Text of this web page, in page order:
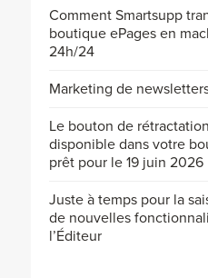
Comment Smartsupp
boutique ePages en
24h/24
Marketing de
Le bouton de
disponible dans votre
prêt pour le 19 juin 2026
Juste à temps pour la
de nouvelles
l’Éditeur